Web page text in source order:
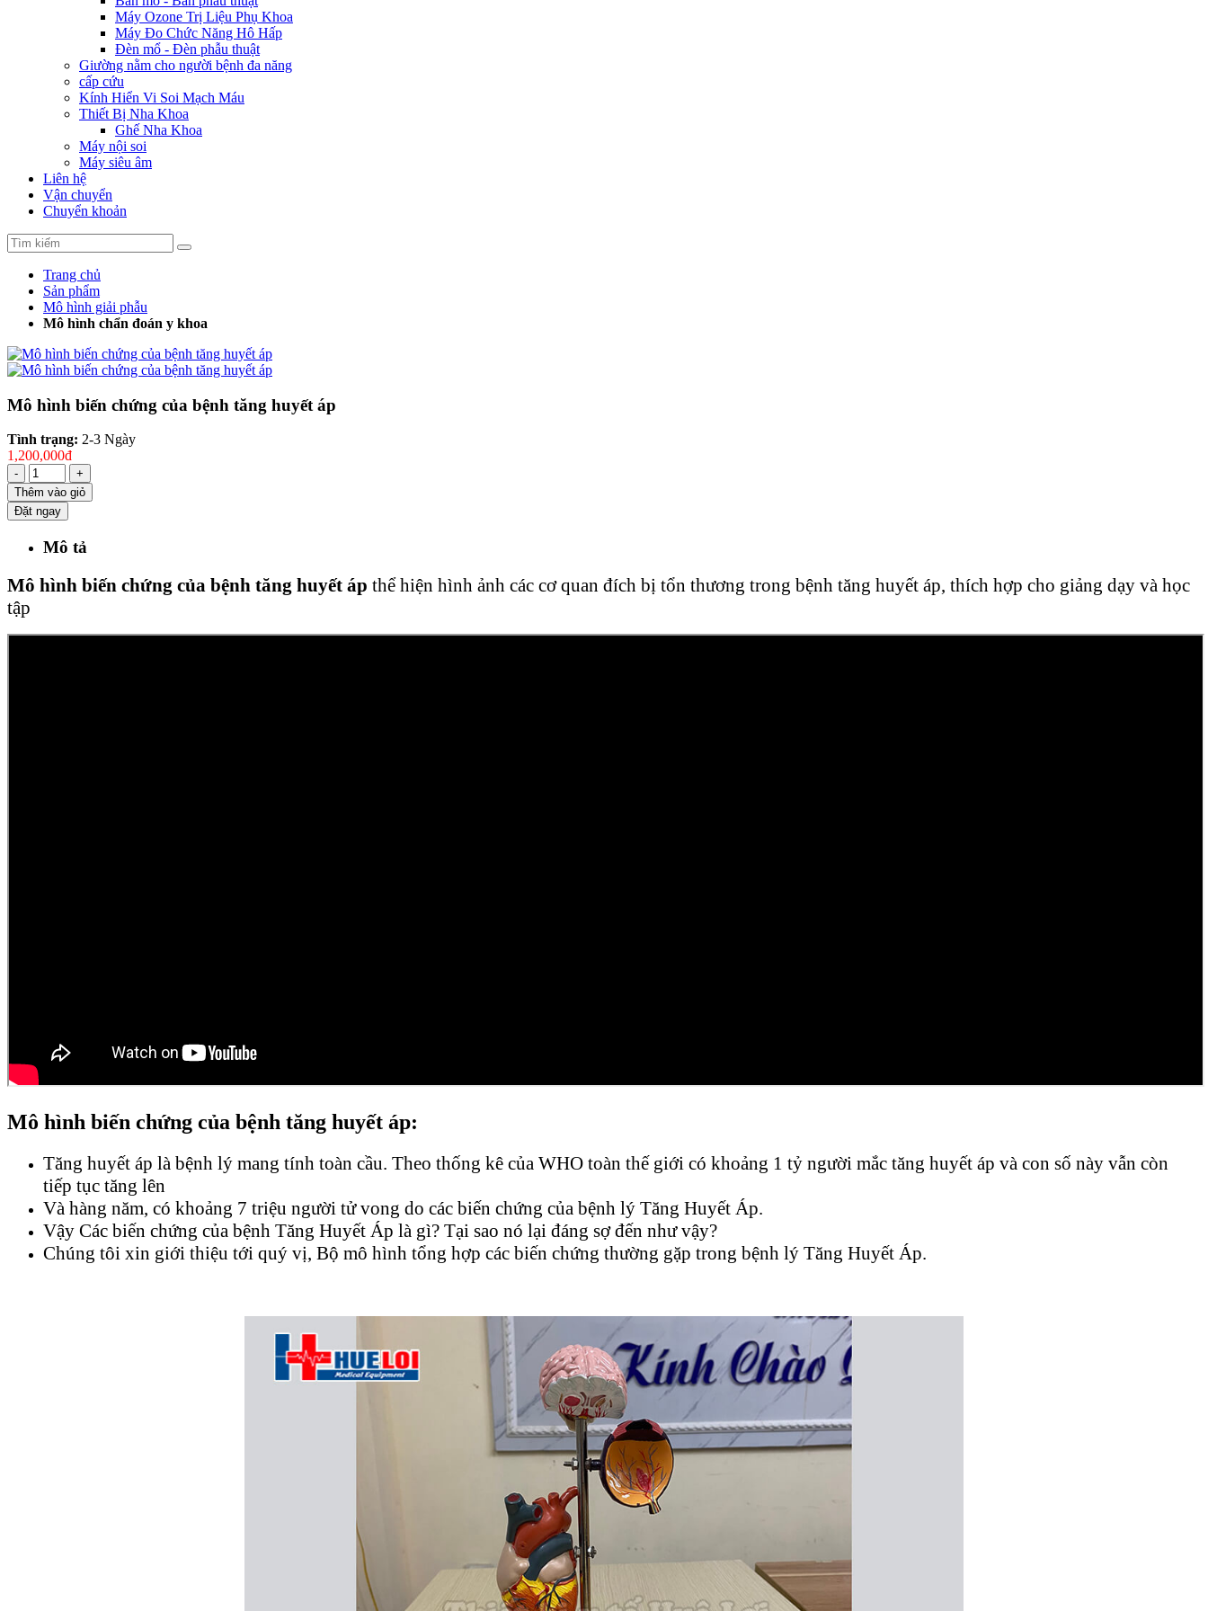
Máy Ozone Trị Liệu Phụ Khoa
Máy Đo Chức Năng Hô Hấp
Đèn mổ - Đèn phẫu thuật
Giường nằm cho người bệnh đa năng
cấp cứu
Kính Hiển Vi Soi Mạch Máu
Thiết Bị Nha Khoa
Ghế Nha Khoa
Máy nội soi
Máy siêu âm
Liên hệ
Vận chuyển
Chuyển khoản
Trang chủ
Sản phẩm
Mô hình giải phẫu
Mô hình chẩn đoán y khoa
Mô hình biến chứng của bệnh tăng huyết áp
Tình trạng: 2-3 Ngày
1,200,000đ
-
+
Thêm vào giỏ
Đặt ngay
Mô tả
Mô hình biến chứng của bệnh tăng huyết áp thể hiện hình ảnh các cơ quan đích bị tổn thương trong bệnh tăng huyết áp, thích hợp cho giảng dạy và học
tập
Mô hình biến chứng của bệnh tăng huyết áp:
Tăng huyết áp là bệnh lý mang tính toàn cầu. Theo thống kê của WHO toàn thế giới có khoảng 1 tỷ người mắc tăng huyết áp và con số này vẫn còn
tiếp tục tăng lên
Và hàng năm, có khoảng 7 triệu người tử vong do các biến chứng của bệnh lý Tăng Huyết Áp.
Vậy Các biến chứng của bệnh Tăng Huyết Áp là gì? Tại sao nó lại đáng sợ đến như vậy?
Chúng tôi xin giới thiệu tới quý vị, Bộ mô hình tổng hợp các biến chứng thường gặp trong bệnh lý Tăng Huyết Áp.